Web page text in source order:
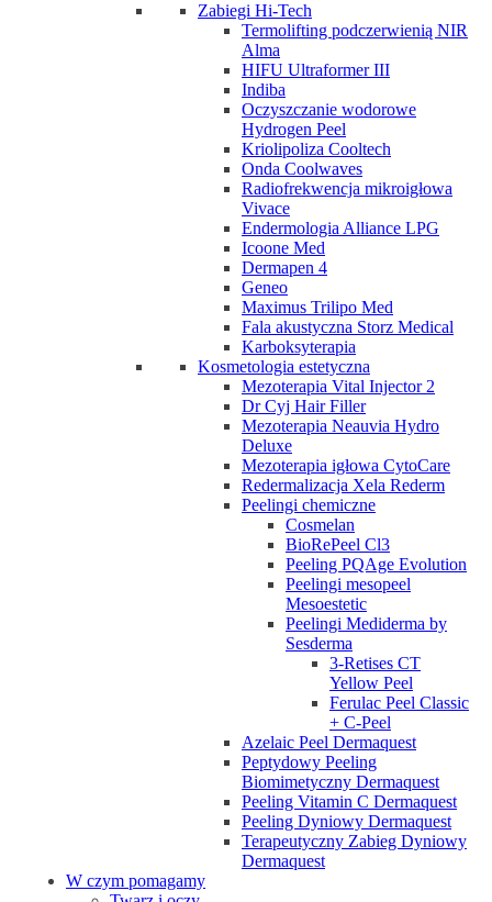
Zabiegi Hi-Tech
Termolifting podczerwienią NIR
Alma
HIFU Ultraformer III
Indiba
Oczyszczanie wodorowe
Hydrogen Peel
Kriolipoliza Cooltech
Onda Coolwaves
Radiofrekwencja mikroigłowa
Vivace
Endermologia Alliance LPG
Icoone Med
Dermapen 4
Geneo
Maximus Trilipo Med
Fala akustyczna Storz Medical
Karboksyterapia
Kosmetologia estetyczna
Mezoterapia Vital Injector 2
Dr Cyj Hair Filler
Mezoterapia Neauvia Hydro
Deluxe
Mezoterapia igłowa CytoCare
Redermalizacja Xela Rederm
Peelingi chemiczne
Cosmelan
BioRePeel Cl3
Peeling PQAge Evolution
Peelingi mesopeel
Mesoestetic
Peelingi Mediderma by
Sesderma
3-Retises CT
Yellow Peel
Ferulac Peel Classic
+ C-Peel
Azelaic Peel Dermaquest
Peptydowy Peeling
Biomimetyczny Dermaquest
Peeling Vitamin C Dermaquest
Peeling Dyniowy Dermaquest
Terapeutyczny Zabieg Dyniowy
Dermaquest
W czym pomagamy